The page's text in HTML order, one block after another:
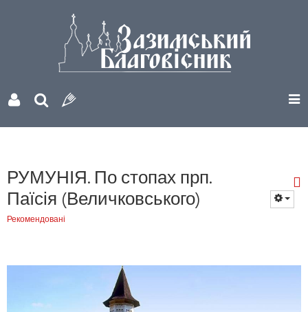
РУМУНІЯ. По стопах прп.
Паїсія (Величковського)
Рекомендовані